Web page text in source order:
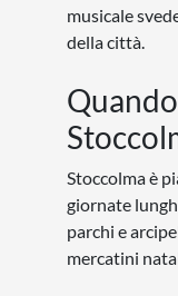
musicale
della città.
Stoccolma è
giornate
parchi e
mercatini